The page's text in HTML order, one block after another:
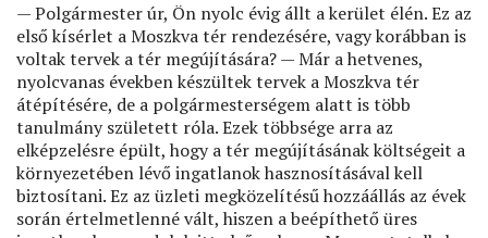
— Polgármester úr, Ön nyolc évig állt a kerület élén. Ez az
első kísérlet a Moszkva tér rendezésére, vagy korábban is
voltak tervek a tér megújítására? — Már a hetvenes,
nyolcvanas években készültek tervek a Moszkva tér
átépítésére, de a polgármesterségem alatt is több
tanulmány született róla. Ezek többsége arra az
elképzelésre épült, hogy a tér megújításának költségeit a
környezetében lévő ingatlanok hasznosításával kell
biztosítani. Ez az üzleti megközelítésű hozzáállás az évek
során értelmetlenné vált, hiszen a beépíthető üres